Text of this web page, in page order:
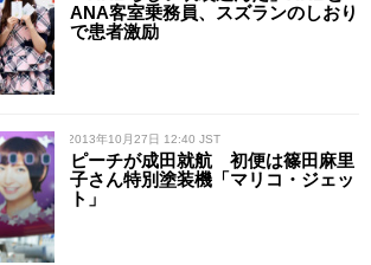
ANA客室乗務員、スズランのしおり
で患者激励
/ 2013年10月27日 12:40 JST
ピーチが成田就航 初便は篠田麻里
子さん特別塗装機「マリコ・ジェッ
ト」